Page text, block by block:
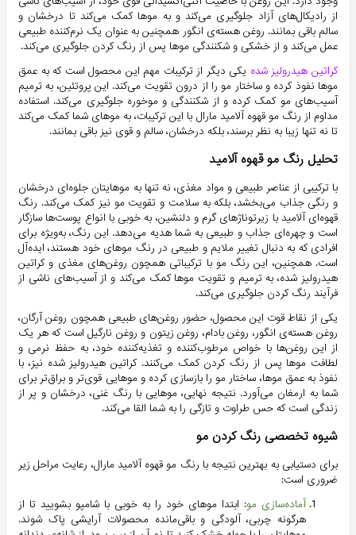
از رادیکال‌های آزاد جلوگیری می‌کند و به موها کمک می‌کند تا درخشان و
سالم باقی بمانند. روغن هسته‌ی انگور همچنین به عنوان یک نرم‌کننده طبیعی
عمل می‌کند و از خشکی و شکنندگی موها پس از رنگ کردن جلوگیری می‌کند.
کراتین هیدرولیز شده یکی دیگر از ترکیبات مهم این محصول است که به عمق
موها نفوذ کرده و ساختار مو را از درون تقویت می‌کند. این پروتئین، به ترمیم
آسیب‌های مو کمک کرده و از شکنندگی و موخوره جلوگیری می‌کند. استفاده
مداوم از رنگ مو قهوه آلامید مارال با این ترکیبات، به موهای شما کمک می‌کند
تا نه تنها زیبا به نظر برسند، بلکه درخشان، سالم و قوی نیز باقی بمانند.
تحلیل رنگ مو قهوه آلامید
با ترکیبی از عناصر طبیعی و مواد مغذی، نه تنها به موهایتان جلوه‌ای درخشان
و رنگی جذاب می‌بخشد، بلکه به سلامت و تقویت مو نیز کمک می‌کند. رنگ
قهوه‌ای آلامید با زیرتوناژهای گرم و دلنشین، به خوبی با انواع پوست‌ها سازگار
است و چهره‌ای جذاب و طبیعی به شما هدیه می‌دهد. این رنگ، به‌ویژه برای
افرادی که به دنبال تغییر ملایم و طبیعی در رنگ موهای خود هستند، ایده‌آل
است. همچنین، این رنگ مو با ترکیباتی همچون روغن‌های مغذی و کراتین
هیدرولیز شده، به ترمیم و تقویت موها کمک می‌کند و از آسیب‌های ناشی از
فرآیند رنگ کردن جلوگیری می‌کند.
یکی از نقاط قوت این محصول، حضور روغن‌های طبیعی همچون روغن آرگان،
روغن هسته‌ی انگور، روغن بادام، روغن زیتون و روغن نارگیل است که هر یک
از این روغن‌ها با خواص مرطوب‌کننده و تغذیه‌کننده خود، به حفظ نرمی و
لطافت موها پس از رنگ کردن کمک می‌کنند. کراتین هیدرولیز شده نیز، با
نفوذ به عمق موها، ساختار مو را بازسازی کرده و موهایی قوی‌تر و براق‌تر برای
شما به ارمغان می‌آورد. نتیجه نهایی، موهایی با رنگ غنی، درخشان و پر از
زندگی است که حس طراوت و تازگی را به شما القا می‌کند.
شیوه تخصصی رنگ کردن مو
برای دستیابی به بهترین نتیجه با رنگ مو قهوه آلامید مارال، رعایت مراحل زیر
ضروری است:
آماده‌سازی مو: ابتدا موهای خود را به خوبی با شامپو بشویید تا از
هرگونه چربی، آلودگی و باقی‌مانده محصولات آرایشی پاک شوند.